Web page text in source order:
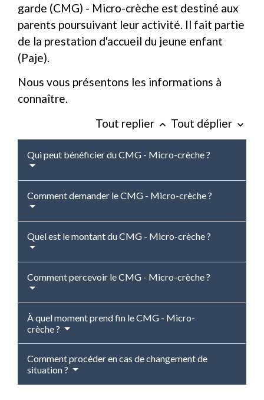
garde (CMG) - Micro-crèche est destiné aux
parents poursuivant leur activité. Il fait partie
de la prestation d'accueil du jeune enfant
(Paje).
Nous vous présentons les informations à
connaître.
Tout replier keyboard_arrow_up Tout déplier keyboard_arrow_down
Qui peut bénéficier du CMG - Micro-crèche ?
Comment demander le CMG - Micro-crèche ?
Quel est le montant du CMG - Micro-crèche ?
Comment percevoir le CMG - Micro-crèche ?
À quel moment prend fin le CMG - Micro-
crèche ?
Comment procéder en cas de changement de
situation ?